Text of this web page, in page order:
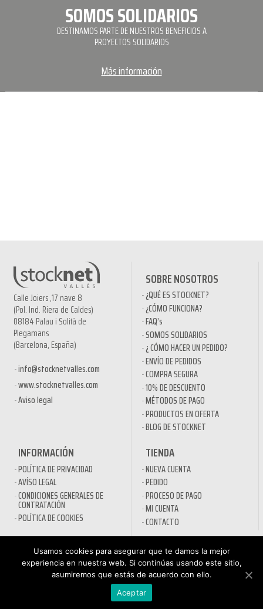
SOMOS SOLIDARIOS
DESTINAMOS PARTE DE NUESTROS BENEFICIOS A
PROYECTOS SOLIDARIOS
Más información
Calle Joiers ,17 nave 8
(Pol. Ind. Riera de Caldes)
08184 Palau i Solità de
Plegamans
(Barcelona, España)
info@stocknetvalles.com
www.stocknetvalles.com
Aviso legal
SOBRE NOSOTROS
¿QUÉ ES STOCKNET?
¿CÓMO FUNCIONA?
FAQ’s
SOMOS SOLIDARIOS
¿ CÓMO HACER UN PEDIDO?
ENVÍO DE PEDIDOS
COMPRA SEGURA
10% DE DESCUENTO
MÉTODOS DE PAGO
PRODUCTOS EN OFERTA
BLOG DE STOCKNET
INFORMACIÓN
POLÍTICA DE PRIVACIDAD
AVÍSO LEGAL
CONDICIONES GENERALES DE
CONTRATACIÓN
POLÍTICA DE COOKIES
TIENDA
NUEVA CUENTA
PEDIDO
PROCESO DE PAGO
MI CUENTA
CONTACTO
SECTORES
DESINFECTANTES COVID-19
HOSTELERÍA
ATENCIÓN AL
Usamos cookies para asegurar que te damos la mejor
experiencia en nuestra web. Si continúas usando este sitio,
asumiremos que estás de acuerdo con ello.
Aceptar